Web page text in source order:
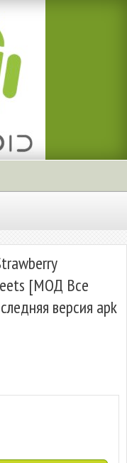
[МОД Все
версия apk